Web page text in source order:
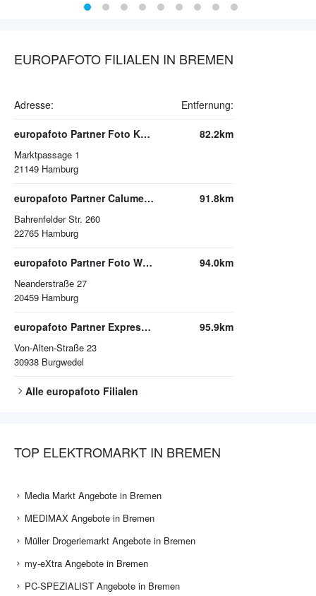
EUROPAFOTO FILIALEN IN BREMEN
Adresse: Entfernung:
europafoto Partner Foto Köpcke
Marktpassage 1
21149 Hamburg
82.2km
europafoto Partner Calumet Photographic GmbH
Bahrenfelder Str. 260
22765 Hamburg
91.8km
europafoto Partner Foto Wannack
Neanderstraße 27
20459 Hamburg
94.0km
europafoto Partner Expressfoto-Hannover GmbH
Von-Alten-Straße 23
30938 Burgwedel
95.9km
Alle europafoto Filialen
TOP ELEKTROMARKT IN BREMEN
Media Markt Angebote in Bremen
MEDIMAX Angebote in Bremen
Müller Drogeriemarkt Angebote in Bremen
my-eXtra Angebote in Bremen
PC-SPEZIALIST Angebote in Bremen